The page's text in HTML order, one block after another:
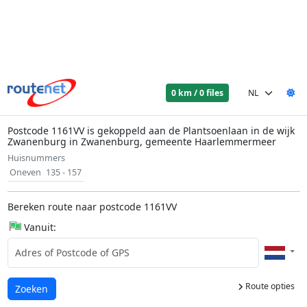
0 km / 0 files
Postcode 1161VV is gekoppeld aan de Plantsoenlaan in de wijk
Zwanenburg in Zwanenburg, gemeente Haarlemmermeer
Huisnummers
Oneven 135 - 157
Bereken route naar postcode 1161VV
Vanuit:
Route opties
Laden...
Zoeken